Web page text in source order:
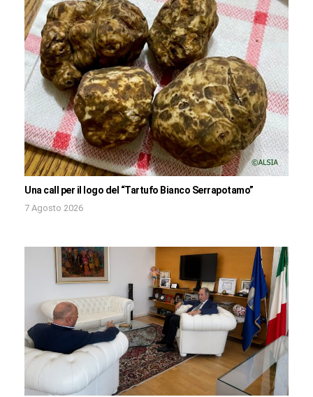
Una call per il logo del “Tartufo Bianco Serrapotamo”
7 Agosto 2026